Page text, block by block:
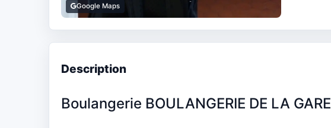
Google Maps
Description
Boulangerie BOULANGERIE DE LA GARE